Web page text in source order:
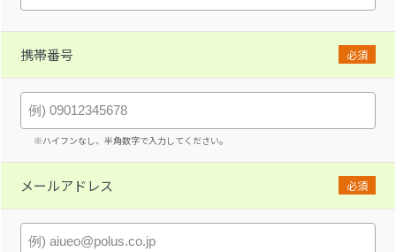
携帯番号 必須
※ハイフンなし、半角数字で入力してください。
メールアドレス 必須